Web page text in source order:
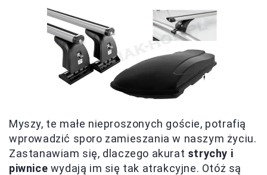
Myszy, te małe nieproszonych goście, potrafią
wprowadzić sporo zamieszania w naszym życiu.
Zastanawiam się, dlaczego akurat strychy i
piwnice wydają im się tak atrakcyjne. Otóż są